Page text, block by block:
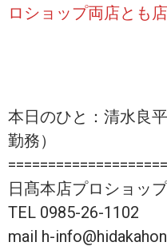
ロショップ両店とも
本日のひと：清水良
勤務）
日髙本店プロショップ
TEL 0985-26-1102
mail h-